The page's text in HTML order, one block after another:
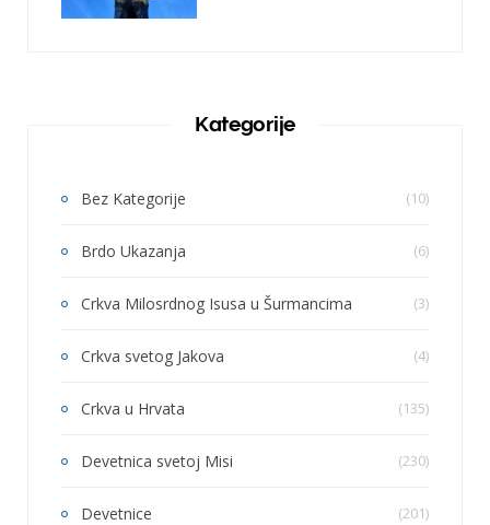
Kategorije
Bez Kategorije (10)
Brdo Ukazanja (6)
Crkva Milosrdnog Isusa u Šurmancima (3)
Crkva svetog Jakova (4)
Crkva u Hrvata (135)
Devetnica svetoj Misi (230)
Devetnice (201)